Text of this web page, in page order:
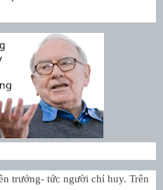
trưởng- tức người chỉ huy. Trên